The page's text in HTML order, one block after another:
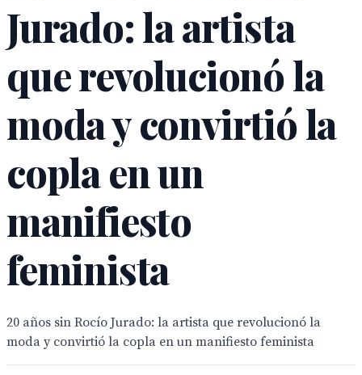
Jurado: la artista
que revolucionó la
moda y convirtió la
copla en un
manifiesto
feminista
20 años sin Rocío Jurado: la artista que revolucionó la
moda y convirtió la copla en un manifiesto feminista